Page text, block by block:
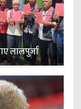
लालपुर्जा